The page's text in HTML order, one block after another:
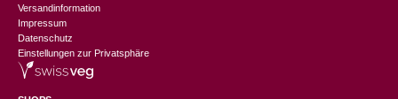
Versandinformation
Impressum
Datenschutz
Einstellungen zur Privatsphäre